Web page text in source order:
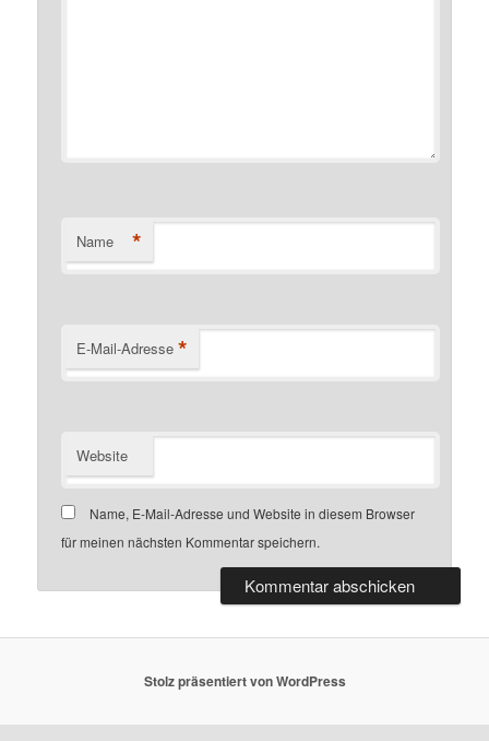
Name *
E-Mail-Adresse *
Website
Name, E-Mail-Adresse und Website in diesem Browser
für meinen nächsten Kommentar speichern.
Stolz präsentiert von WordPress